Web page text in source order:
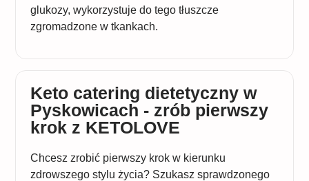
glukozy, wykorzystuje do tego tłuszcze
zgromadzone w tkankach.
Keto catering dietetyczny w
Pyskowicach - zrób pierwszy
krok z KETOLOVE
Chcesz zrobić pierwszy krok w kierunku
zdrowszego stylu życia? Szukasz sprawdzonego